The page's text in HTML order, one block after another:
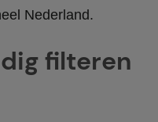
Nederland.
filteren